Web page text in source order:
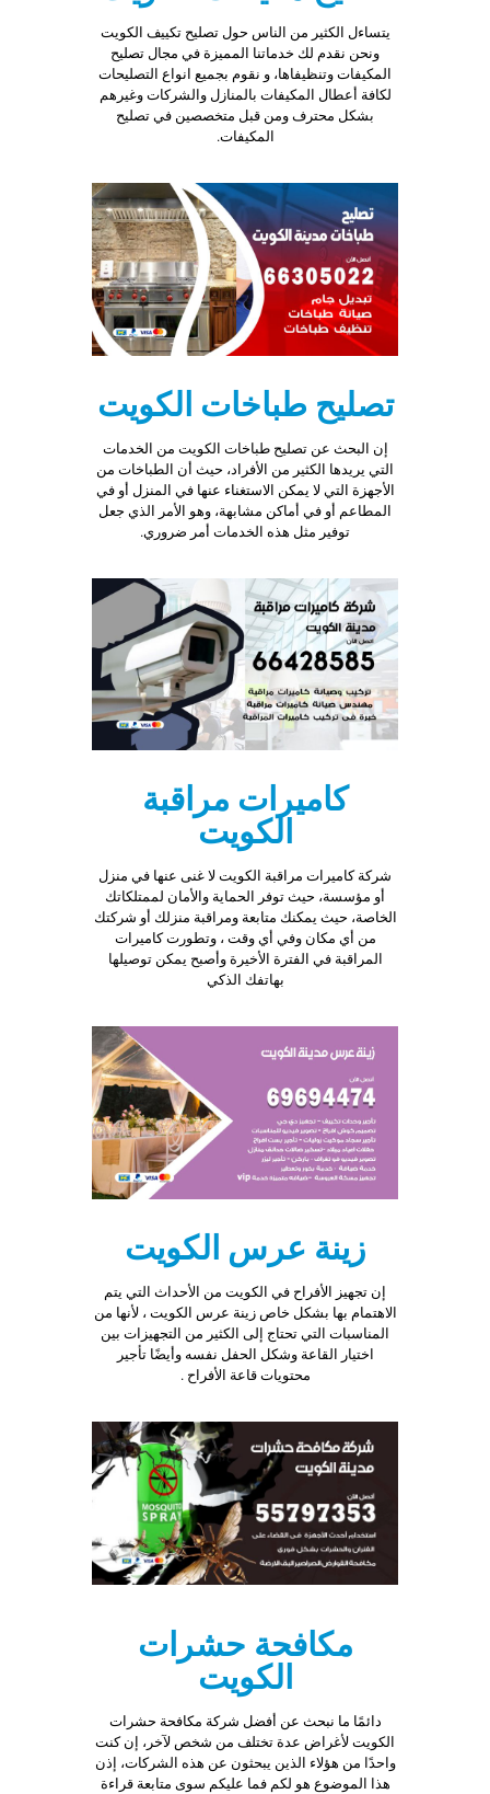
يتساءل الكثير من الناس حول تصليح تكييف الكويت
ونحن نقدم لك خدماتنا المميزة في مجال تصليح
المكيفات وتنظيفاها، و نقوم بجميع انواع التصليحات
لكافة أعطال المكيفات بالمنازل والشركات وغيرهم
بشكل محترف ومن قبل متخصصين في تصليح
المكيفات.
تصليح طباخات الكويت
إن البحث عن تصليح طباخات الكويت من الخدمات
التي يريدها الكثير من الأفراد، حيث أن الطباخات من
الأجهزة التي لا يمكن الاستغناء عنها في المنزل أو في
المطاعم أو في أماكن مشابهة، وهو الأمر الذي جعل
توفير مثل هذه الخدمات أمر ضروري.
كاميرات مراقبة
الكويت
شركة كاميرات مراقبة الكويت لا غنى عنها في منزل
أو مؤسسة، حيث توفر الحماية والأمان لممتلكاتك
الخاصة، حيث يمكنك متابعة ومراقبة منزلك أو شركتك
من أي مكان وفي أي وقت ، وتطورت كاميرات
المراقبة في الفترة الأخيرة وأصبح يمكن توصيلها
بهاتفك الذكي
زينة عرس الكويت
إن تجهيز الأفراح في الكويت من الأحداث التي يتم
الاهتمام بها بشكل خاص زينة عرس الكويت ، لأنها من
المناسبات التي تحتاج إلى الكثير من التجهيزات بين
اختيار القاعة وشكل الحفل نفسه وأيضًا تأجير
محتويات قاعة الأفراح .
مكافحة حشرات
الكويت
دائمًا ما نبحث عن أفضل شركة مكافحة حشرات
الكويت لأغراض عدة تختلف من شخص لآخر، إن كنت
واحدًا من هؤلاء الذين يبحثون عن هذه الشركات، إذن
هذا الموضوع هو لكم فما عليكم سوى متابعة قراءة